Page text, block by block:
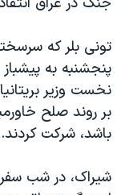
به
گزیده‌ها
ویدیوها
فرهنگ و زندگی
حقوق شهروندی
علم و فناوری
عملیات خشم
بایگانی برنامه‌های
مستندها
انتخابات ریاست
رمز مهسا
پخش رادیویی
یادگیری زبان
دنبال کنید
تونی بلر که
پنجشنبه به
نخست وزير
بر روند صلح
باشد، شرکت کردند.
شيراک، در شب